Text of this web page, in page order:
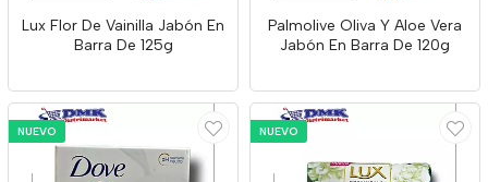
Lux Flor De Vainilla Jabón En
Barra De 125g
Palmolive Oliva Y Aloe Vera
Jabón En Barra De 120g
NUEVO NUEVO